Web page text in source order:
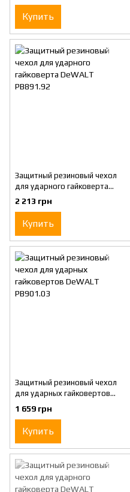
Купить
Защитный резиновый чехол
для ударного гайковерта
DeWALT PB891.92
2 213 грн
Купить
Защитный резиновый чехол
для ударных гайковертов
DeWALT PB901.03
1 659 грн
Купить